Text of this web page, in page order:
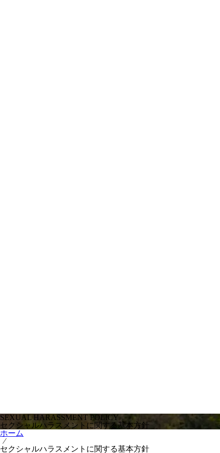
SEXUAL HARASSMENT POLICY
セクシャルハラスメントに関する基本方針
ホーム
⁄
セクシャルハラスメントに関する基本方針